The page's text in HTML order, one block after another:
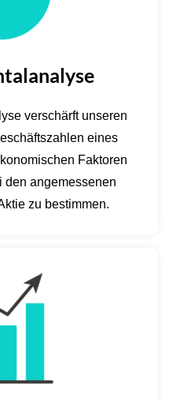
verschärft unseren
eines
Faktoren
den angemessenen
zu bestimmen.